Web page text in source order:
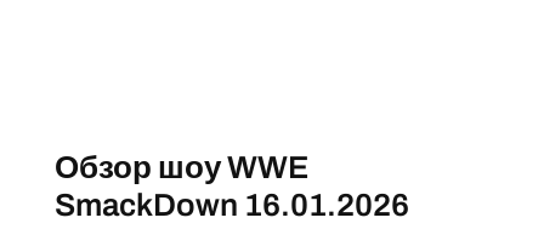
Обзор шоу WWE
SmackDown 16.01.2026